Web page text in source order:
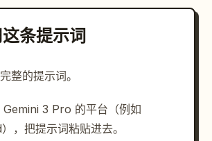
条提示词
整的提示词。
Gemini 3 Pro 的平台（例如
，把提示词粘贴进去。